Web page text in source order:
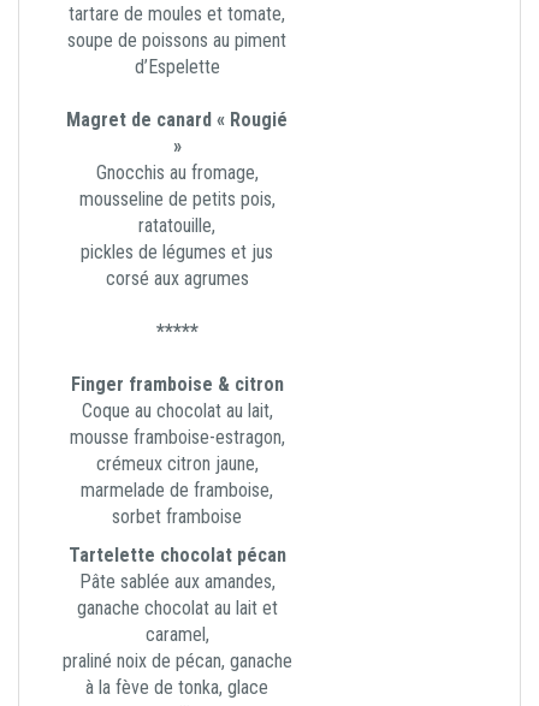
tartare de moules et tomate,
soupe de poissons au piment
d’Espelette
Magret de canard « Rougié
»
Gnocchis au fromage,
mousseline de petits pois,
ratatouille,
pickles de légumes et jus
corsé aux agrumes
*****
Finger framboise & citron
Coque au chocolat au lait,
mousse framboise-estragon,
crémeux citron jaune,
marmelade de framboise,
sorbet framboise
Tartelette chocolat pécan
Pâte sablée aux amandes,
ganache chocolat au lait et
caramel,
praliné noix de pécan, ganache
à la fève de tonka, glace